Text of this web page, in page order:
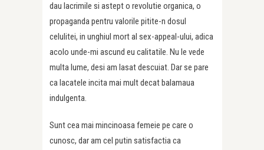
dau lacrimile si astept o revolutie organica, o
propaganda pentru valorile pitite-n dosul
celulitei, in unghiul mort al sex-appeal-ului, adica
acolo unde-mi ascund eu calitatile. Nu le vede
multa lume, desi am lasat descuiat. Dar se pare
ca lacatele incita mai mult decat balamaua
indulgenta.
Sunt cea mai mincinoasa femeie pe care o
cunosc, dar am cel putin satisfactia ca